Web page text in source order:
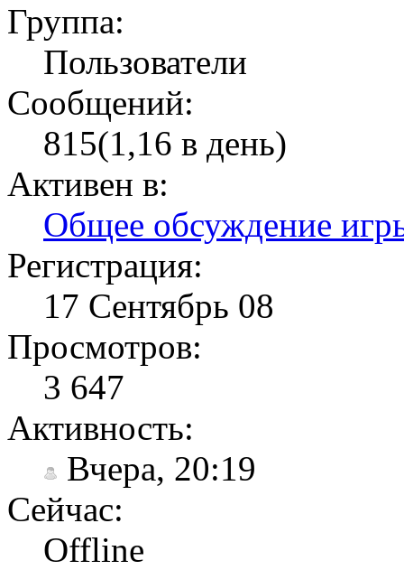
Группа:
Пользователи
Сообщений:
815(1,16 в день)
Активен в:
Общее обсуждение
Регистрация:
17 Сентябрь 08
Просмотров:
3 647
Активность:
Вчера, 20:19
Сейчас:
Offline